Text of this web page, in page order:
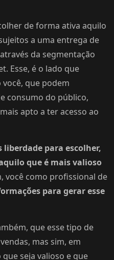
de forma ativa aquilo
a uma entrega de
da segmentação
Esse, é o lado que
que podem
consumo do público,
apto a ter acesso ao
para escolher,
que é mais valioso
você como profissional de
para gerar esse
que esse tipo de
mas sim, em
seja valioso e que